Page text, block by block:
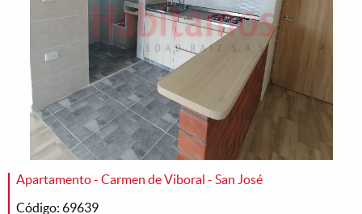
Apartamento - Carmen de Viboral - San José
Código: 69639